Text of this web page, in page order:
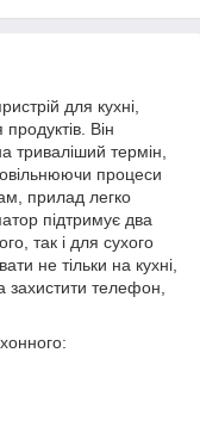
для кухні,
Він
триваліший термін,
процеси
прилад легко
підтримує два
так і для сухого
не тільки на кухні,
телефон,